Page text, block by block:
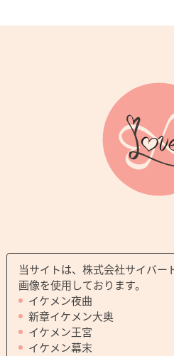
当サイトは、株式会社サイバー
画像を使用しております。
イケメン夜曲
新章イケメン大奥
イケメン王宮
イケメン幕末